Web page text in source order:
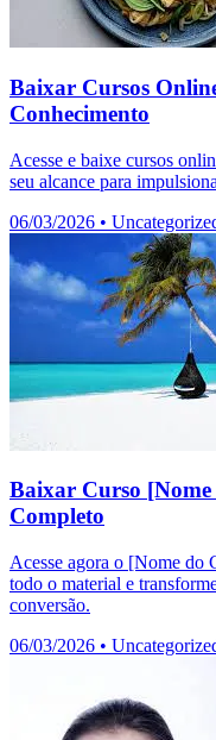
Baixar Cursos
Conhecimento
Acesse e baixe cursos
seu alcance para
06/03/2026 •
Baixar Curso
Completo
Acesse agora o [Nome
todo o material e
conversão.
06/03/2026 •